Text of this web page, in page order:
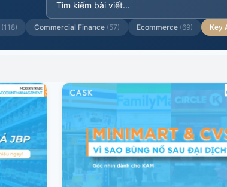
(118) Commercial Finance (57) Ecommerce (69) Key